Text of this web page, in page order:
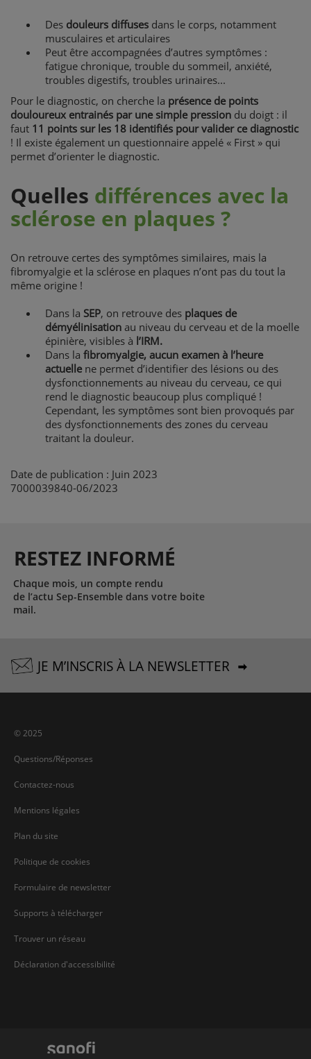
Des douleurs diffuses dans le corps, notamment
musculaires et articulaires
Peut être accompagnées d’autres symptômes :
fatigue chronique, trouble du sommeil, anxiété,
troubles digestifs, troubles urinaires...
Pour le diagnostic, on cherche la présence de points
douloureux entrainés par une simple pression du doigt : il
faut 11 points sur les 18 identifiés pour valider ce diagnostic
! Il existe également un questionnaire appelé « First » qui
permet d’orienter le diagnostic.
Quelles différences avec la
sclérose en plaques ?
On retrouve certes des symptômes similaires, mais la
fibromyalgie et la sclérose en plaques n’ont pas du tout la
même origine !
Dans la SEP, on retrouve des plaques de
démyélinisation au niveau du cerveau et de la moelle
épinière, visibles à l’IRM.
Dans la fibromyalgie, aucun examen à l’heure
actuellene permet d’identifier des lésions ou des
dysfonctionnements au niveau du cerveau, ce qui
rend le diagnostic beaucoup plus compliqué !
Cependant, les symptômes sont bien provoqués par
des dysfonctionnements des zones du cerveau
traitant la douleur.
Date de publication : Juin 2023
7000039840-06/2023
RESTEZ INFORMÉ
Chaque mois, un compte rendu
de l’actu Sep-Ensemble dans votre boite
mail.
JE M’INSCRIS À LA NEWSLETTER
© 2025
Questions/Réponses
Contactez-nous
Mentions légales
Plan du site
Politique de cookies
Formulaire de newsletter
Supports à télécharger
Trouver un réseau
Déclaration d'accessibilité